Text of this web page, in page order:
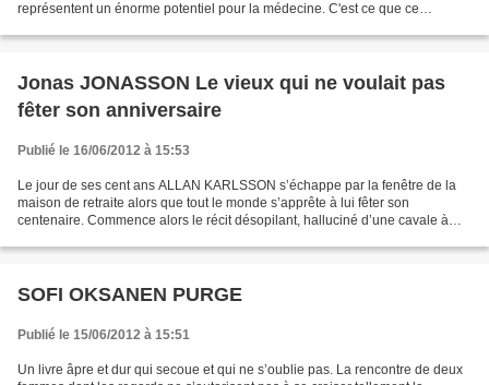
représentent un énorme potentiel pour la médecine. C'est ce que ce
Jonas JONASSON Le vieux qui ne voulait pas
fêter son anniversaire
Publié le 16/06/2012 à 15:53
Le jour de ses cent ans ALLAN KARLSSON s’échappe par la fenêtre de la
maison de retraite alors que tout le monde s’apprête à lui fêter son
centenaire. Commence alors le récit désopilant, halluciné d’une cavale à
SOFI OKSANEN PURGE
Publié le 15/06/2012 à 15:51
Un livre âpre et dur qui secoue et qui ne s’oublie pas. La rencontre de deux